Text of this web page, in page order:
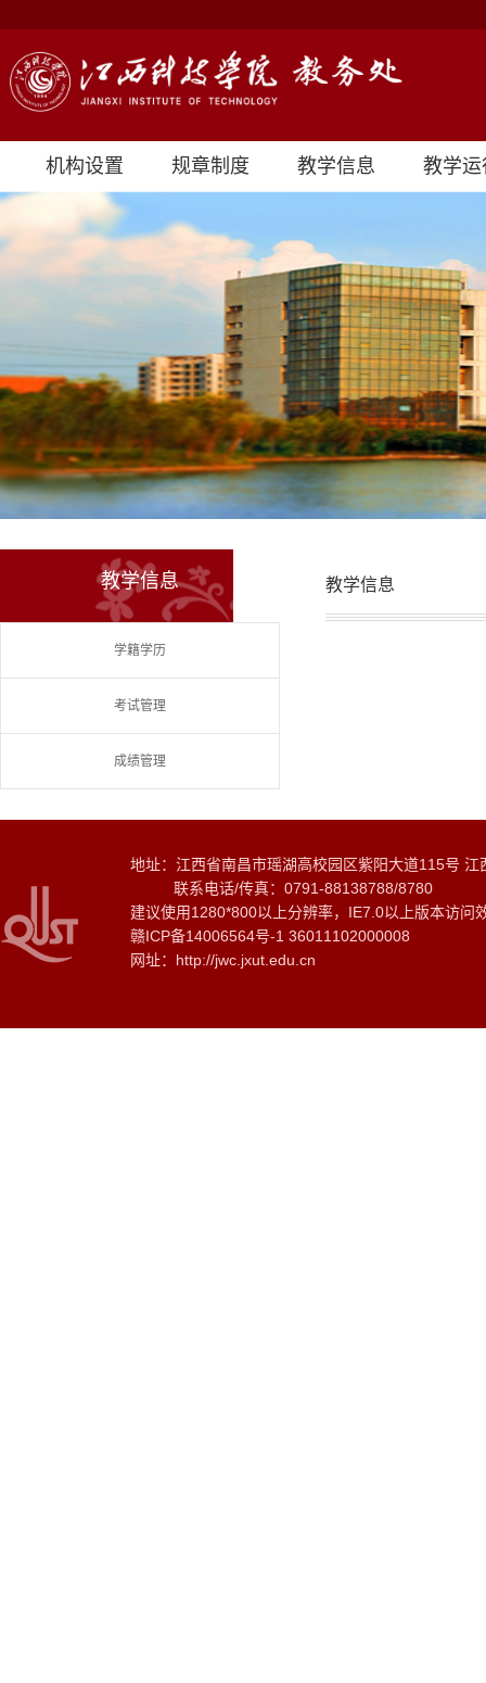
机构设置 规章制度 教学信息 教学运
教学信息
学籍学历
考试管理
成绩管理
教学信息
地址：江西省南昌市瑶湖高校园区紫阳大道115号
联系电话/传真：0791-88138788/8780
建议使用1280*800以上分辨率，IE7.0以上版本访问
赣ICP备14006564号-1 36011102000008
网址：http://jwc.jxut.edu.cn